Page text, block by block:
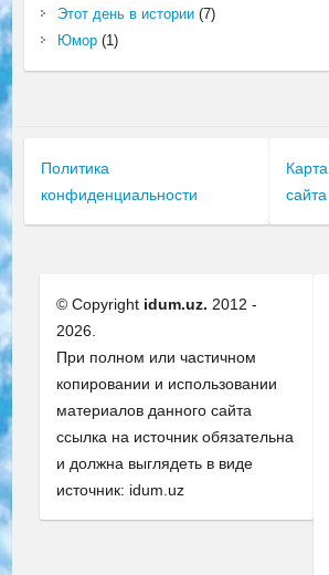
Этот день в истории(7)
Юмор(1)
Политика
конфиденциальности
Карта
сайта
© Copyright idum.uz. 2012 -
2026.
При полном или частичном
копировании и использовании
материалов данного сайта
ссылка на источник обязательна
и должна выглядеть в виде
источник: idum.uz